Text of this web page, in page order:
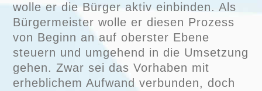
wolle er die Bürger aktiv einbinden. Als
Bürgermeister wolle er diesen Prozess
von Beginn an auf oberster Ebene
steuern und umgehend in die Umsetzung
gehen. Zwar sei das Vorhaben mit
erheblichem Aufwand verbunden, doch